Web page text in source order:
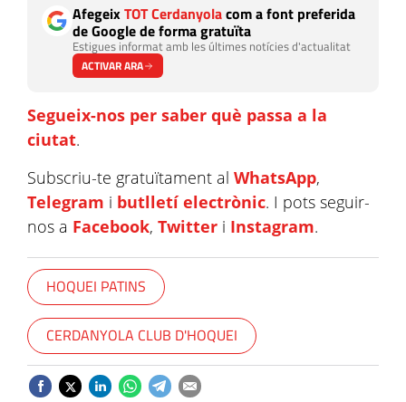
AfegeixTOT Cerdanyolacom a font preferida
de Google de forma gratuïta
Estigues informat amb les últimes notícies d'actualitat
ACTIVAR ARA
Segueix-nos per saber què passa a la
ciutat.
Subscriu-te gratuïtament al WhatsApp,
Telegram i butlletí electrònic. I pots seguir-
nos a Facebook, Twitter i Instagram.
HOQUEI PATINS
CERDANYOLA CLUB D'HOQUEI